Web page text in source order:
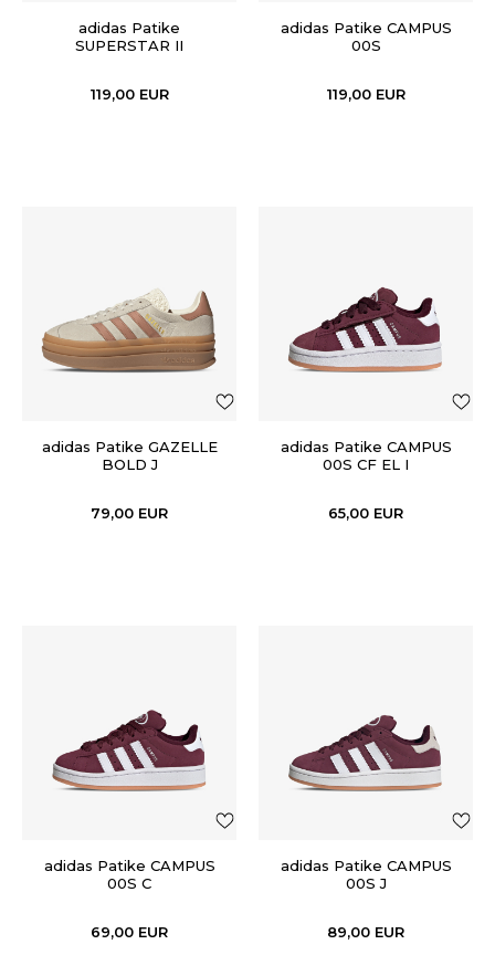
adidas Patike
SUPERSTAR II
119,00 EUR
adidas Patike CAMPUS
00S
119,00 EUR
adidas Patike GAZELLE
BOLD J
79,00 EUR
adidas Patike CAMPUS
00S CF EL I
65,00 EUR
adidas Patike CAMPUS
00S C
69,00 EUR
adidas Patike CAMPUS
00S J
89,00 EUR